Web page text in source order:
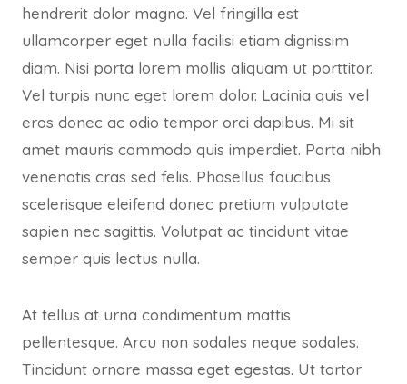
hendrerit dolor magna. Vel fringilla est
ullamcorper eget nulla facilisi etiam dignissim
diam. Nisi porta lorem mollis aliquam ut porttitor.
Vel turpis nunc eget lorem dolor. Lacinia quis vel
eros donec ac odio tempor orci dapibus. Mi sit
amet mauris commodo quis imperdiet. Porta nibh
venenatis cras sed felis. Phasellus faucibus
scelerisque eleifend donec pretium vulputate
sapien nec sagittis. Volutpat ac tincidunt vitae
semper quis lectus nulla.
At tellus at urna condimentum mattis
pellentesque. Arcu non sodales neque sodales.
Tincidunt ornare massa eget egestas. Ut tortor